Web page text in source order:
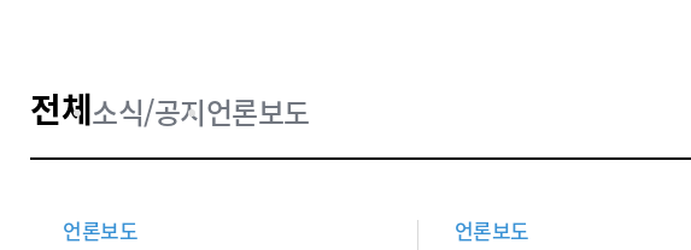
전체소식/공지언론보도
언론보도 언론보도